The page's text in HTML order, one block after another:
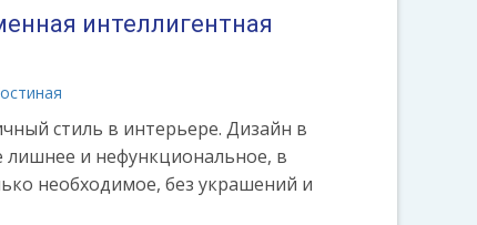
интеллигентная
стиль в интерьере. Дизайн в
и нефункциональное, в
необходимое, без украшений и